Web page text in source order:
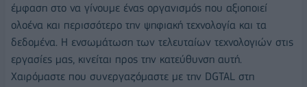
έμφαση στο να γίνουμε ένας οργανισμός που αξιοποιεί
ολοένα και περισσότερο την ψηφιακή τεχνολογία και τα
δεδομένα. Η ενσωμάτωση των τελευταίων τεχνολογιών στις
εργασίες μας, κινείται προς την κατεύθυνση αυτή.
Χαιρόμαστε που συνεργαζόμαστε με την DGTAL στη